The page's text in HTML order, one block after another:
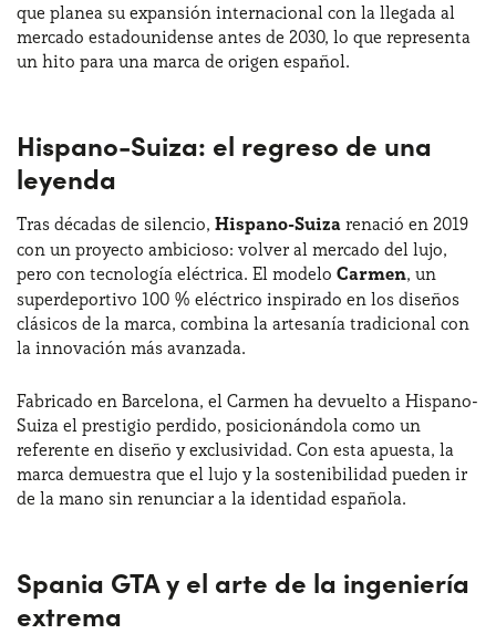
que planea su expansión internacional con la llegada al
mercado estadounidense antes de 2030, lo que representa
un hito para una marca de origen español.
Hispano-Suiza: el regreso de una
leyenda
Tras décadas de silencio, Hispano-Suiza renació en 2019
con un proyecto ambicioso: volver al mercado del lujo,
pero con tecnología eléctrica. El modelo Carmen, un
superdeportivo 100 % eléctrico inspirado en los diseños
clásicos de la marca, combina la artesanía tradicional con
la innovación más avanzada.
Fabricado en Barcelona, el Carmen ha devuelto a Hispano-
Suiza el prestigio perdido, posicionándola como un
referente en diseño y exclusividad. Con esta apuesta, la
marca demuestra que el lujo y la sostenibilidad pueden ir
de la mano sin renunciar a la identidad española.
Spania GTA y el arte de la ingeniería
extrema